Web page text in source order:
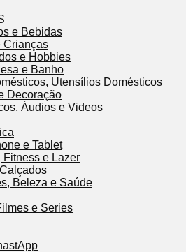
e Bebidas
Crianças
e Hobbies
e Banho
Utensílios Domésticos
Decoração
Áudios e Videos
e Tablet
Fitness e Lazer
Beleza e Saúde
e Series